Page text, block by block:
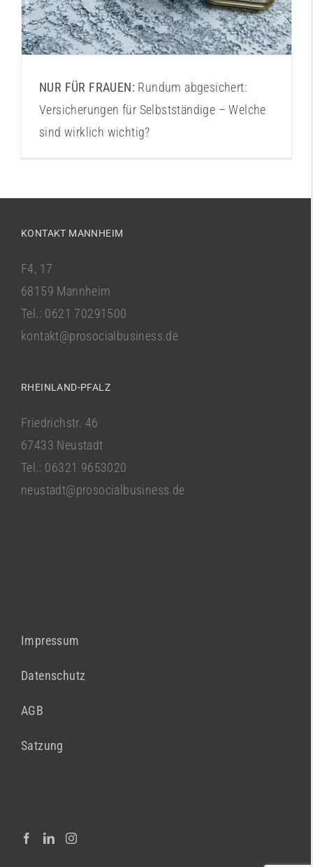
NUR FÜR FRAUEN: Rundum abgesichert:
Versicherungen für Selbstständige – Welche
sind wirklich wichtig?
KONTAKT MANNHEIM
F4, 17
68159 Mannheim
Tel.: 0621 70291500
kontakt@prosocialbusiness.de
RHEINLAND-PFALZ
Friedrichstr. 46
67433 Neustadt
Tel.: 06321 9653020
neustadt@prosocialbusiness.de
Impressum
Datenschutz
AGB
Satzung